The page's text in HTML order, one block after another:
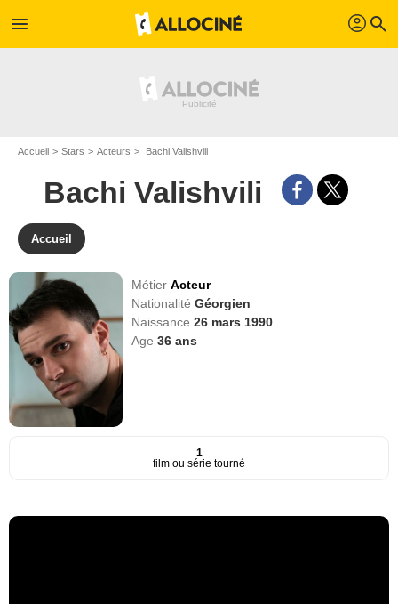
menu profil search
Accueil Stars Acteurs Bachi Valishvili
Bachi Valishvili
Accueil
MétierActeur
NationalitéGéorgien
Naissance26 mars 1990
Age36 ans
1
film ou série tourné